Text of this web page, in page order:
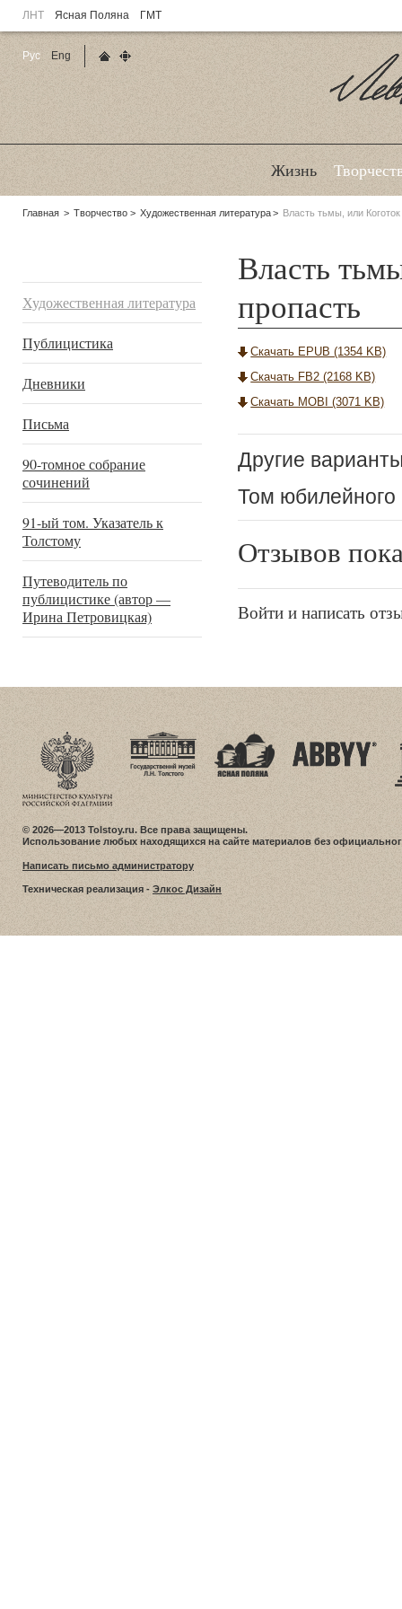
ЛНТ Ясная Поляна ГМТ
Жизнь
Родительские
Главная Творчество Художественная литература Власть тьмы, или
Художественная литература
Публицистика
Дневники
Письма
90-томное собрание
сочинений
91-ый том. Указатель к
Толстому
Путеводитель по
публицистике (автор —
Ирина Петровицкая)
Власть
пропасть
Скачать EPUB (1354 KB)
Скачать FB2 (2168 KB)
Скачать MOBI (3071 KB)
Другие
Том юбилейного
Отзывов
Войти и написать
Рус
Eng
© 2026—2013 Tolstoy.ru. Все права защищены.
Использование любых находящихся на сайте материалов без
Написать письмо администратору
Техническая реализация - Элкос Дизайн